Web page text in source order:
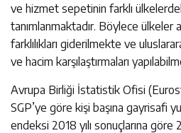
ve hizmet sepetinin farklı
tanımlanmaktadır. Böylece ülkeler
farklılıkları giderilmekte ve
ve hacim karşılaştırmaları
Avrupa Birliği İstatistik Ofisi
SGP’ye göre kişi başına gayrisafi
endeksi 2018 yılı sonuçlarına